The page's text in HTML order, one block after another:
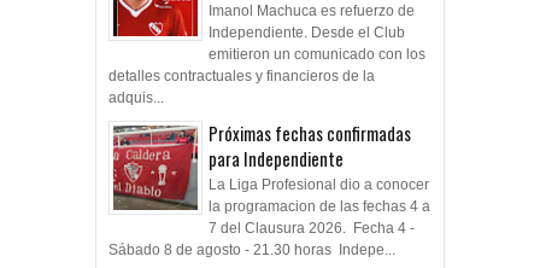
Imanol Machuca es refuerzo de
Independiente. Desde el Club
emitieron un comunicado con los
detalles contractuales y financieros de la
adquis...
Próximas fechas confirmadas
para Independiente
La Liga Profesional dio a conocer
la programacion de las fechas 4 a
7 del Clausura 2026. Fecha 4 -
Sábado 8 de agosto - 21.30 horas Indepe...